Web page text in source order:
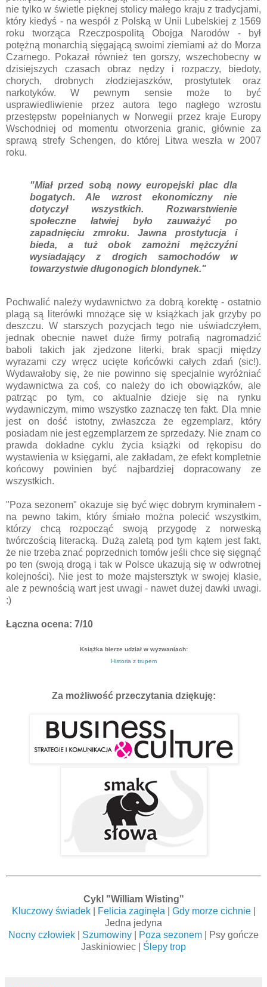
nie tylko w świetle pięknej stolicy małego kraju z tradycjami,
który kiedyś - na wespół z Polską w Unii Lubelskiej z 1569
roku tworząca Rzeczpospolitą Obojga Narodów - był
potężną monarchią sięgającą swoimi ziemiami aż do Morza
Czarnego. Pokazał również ten gorszy, wszechobecny w
dzisiejszych czasach obraz nędzy i rozpaczy, biedoty,
chorych, drobnych złodziejaszków, prostytutek oraz
narkotyków. W pewnym sensie może to być
usprawiedliwienie przez autora tego nagłego wzrostu
przestępstw popełnianych w Norwegii przez kraje Europy
Wschodniej od momentu otworzenia granic, głównie za
sprawą strefy Schengen, do której Litwa weszła w 2007
roku.
"Miał przed sobą nowy europejski plac dla
bogatych. Ale wzrost ekonomiczny nie
dotyczył wszystkich. Rozwarstwienie
społeczne łatwiej było zauważyć po
zapadnięciu zmroku. Jawna prostytucja i
bieda, a tuż obok zamożni mężczyźni
wysiadający z drogich samochodów w
towarzystwie długonogich blondynek."
Pochwalić należy wydawnictwo za dobrą korektę - ostatnio
plagą są literówki mnożące się w książkach jak grzyby po
deszczu. W starszych pozycjach tego nie uświadczyłem,
jednak obecnie nawet duże firmy potrafią nagromadzić
baboli takich jak zjedzone literki, brak spacji między
wyrazami czy wręcz ucięte końcówki całych zdań (sic!).
Wydawałoby się, że nie powinno się specjalnie wyróżniać
wydawnictwa za coś, co należy do ich obowiązków, ale
patrząc po tym, co aktualnie dzieje się na rynku
wydawniczym, mimo wszystko zaznaczę ten fakt. Dla mnie
jest on dość istotny, zwłaszcza że egzemplarz, który
posiadam nie jest egzemplarzem ze sprzedaży. Nie znam co
prawda dokładne cyklu życia książki od rękopisu do
wystawienia w księgarni, ale zakładam, że efekt kompletnie
końcowy powinien być najbardziej dopracowany ze
wszystkich.
"Poza sezonem" okazuje się być więc dobrym kryminałem -
na pewno takim, który śmiało można polecić wszystkim,
którzy chcą rozpocząć swoją przygodę z norweską
twórczością literacką. Dużą zaletą pod tym kątem jest fakt,
że nie trzeba znać poprzednich tomów jeśli chce się sięgnąć
po ten (swoją drogą i tak w Polsce ukazują się w odwrotnej
kolejności). Nie jest to może majstersztyk w swojej klasie,
ale z pewnością wart jest uwagi - nawet dużej dawki uwagi.
:)
Łączna ocena: 7/10
Książka bierze udział w wyzwaniach:
Historia z trupem
Za możliwość przeczytania dziękuję:
Cykl "William Wisting"
Kluczowy świadek| Felicia zaginęła Gdy morze cichnie|
Jedna jedyna
Nocny człowiek
Szumowiny Poza sezonem | Psy gończe
Jaskiniowiec | Ślepy trop